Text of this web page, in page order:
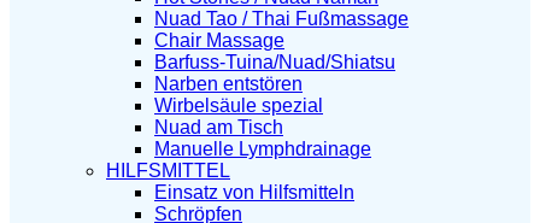
Nuad Tao / Thai Fußmassage
Chair Massage
Barfuss-Tuina/Nuad/Shiatsu
Narben entstören
Wirbelsäule spezial
Nuad am Tisch
Manuelle Lymphdrainage
HILFSMITTEL
Einsatz von Hilfsmitteln
Schröpfen